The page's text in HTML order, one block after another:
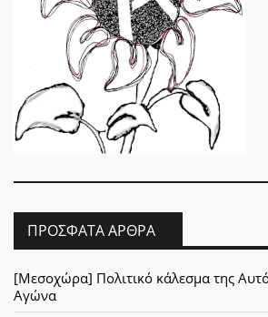
ΠΡΌΣΦΑΤΑ ΆΡΘΡΑ
[Μεσοχώρα] Πολιτικό κάλεσμα της
Αγώνα